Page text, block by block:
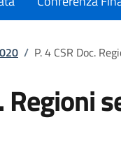
/ P. 4 CSR Doc.
Regioni